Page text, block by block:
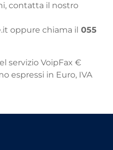
contatta il nostro
oppure chiama il 055
servizio VoipFax €
espressi in Euro, IVA